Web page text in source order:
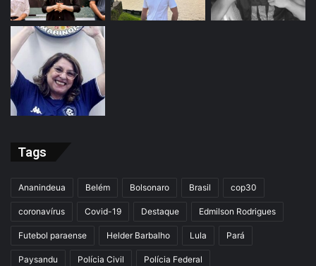
Tags
Ananindeua Belém Bolsonaro Brasil cop30
coronavírus Covid-19 Destaque Edmilson Rodrigues
Futebol paraense Helder Barbalho Lula Pará
Paysandu Polícia Civil Polícia Federal